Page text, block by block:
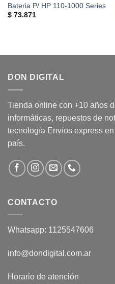
Bateria P/ HP 110-1000 Series
$73.871
DON DIGITAL
Tienda online con +10 años
informáticas, repuestos de
tecnología Envíos express
país.
CONTACTO
Whatsapp: 1125547606
info@dondigital.com.ar
Horario de atención